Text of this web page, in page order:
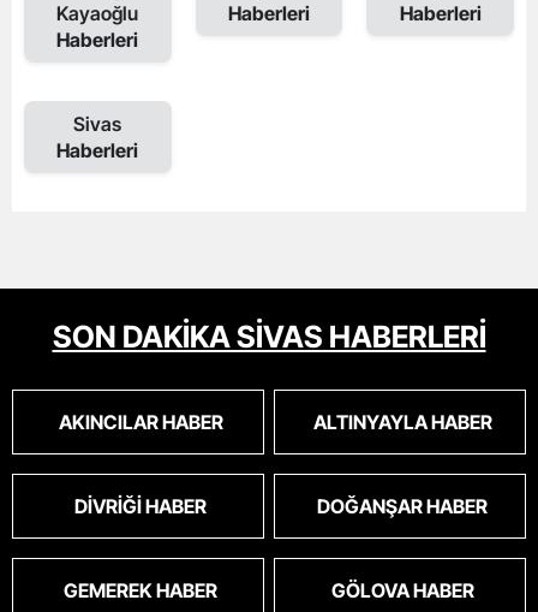
Kayaoğlu
Haberleri
Haberleri
Haberleri
Sivas
Haberleri
SON DAKİKA SİVAS HABERLERİ
AKINCILAR HABER ALTINYAYLA HABER
DIVRIĞI HABER DOĞANŞAR HABER
GEMEREK HABER GÖLOVA HABER